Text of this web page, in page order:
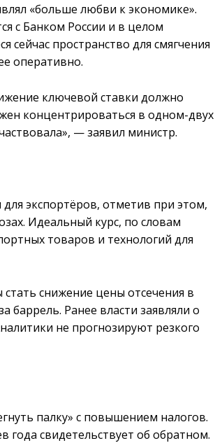
«больше любви к экономике».
с Банком России и в целом
пространство для смягчения
оперативно.
ключевой ставки должно
концентрироваться в одном-двух
— заявил министр.
экспортёров, отметив при этом,
Идеальный курс, по словам
товаров и технологий для
снижение цены отсечения в
баррель. Ранее власти заявляли о
не прогнозируют резкого
палку» с повышением налогов.
года свидетельствует об обратном.